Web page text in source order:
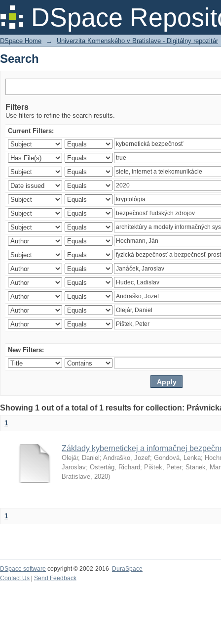
DSpace
Search
DSpace Home → Univerzita Komenského v Bratislave - Digitálny repozitár
Search
Filters
Use filters to refine the search results.
Current Filters:
New Filters:
Showing 1 out of a total of 1 results for collection:
1
Základy kybernetickej a informačnej
Olejár, Daniel ; Andraško, Jozef; Gondová, Lenka;
Jaroslav; Ostertág, Richard; Pištek, Peter; Stanek,
Bratislave, 2020)
1
DSpace software copyright © 2002-2016
DuraSpace
Contact Us
Send Feedback